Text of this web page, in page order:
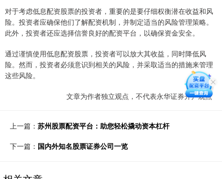
对于考虑低息配资股票的投资者，重要的是要仔细权衡潜在收益和风
险。投资者应确保他们了解配资机制，并制定适当的风险管理策略。
此外，投资者还应选择信誉良好的配资平台，以确保资金安全。
通过谨慎使用低息配资股票，投资者可以放大其收益，同时降低风
险。然而，投资者必须意识到相关的风险，并采取适当的措施来管理
这些风险。
文章为作者独立观点，不代表永华证券开户观点
上一篇： 苏州股票配资平台：助您轻松撬动资本杠杆
下一篇： 国内外知名股票证券公司一览